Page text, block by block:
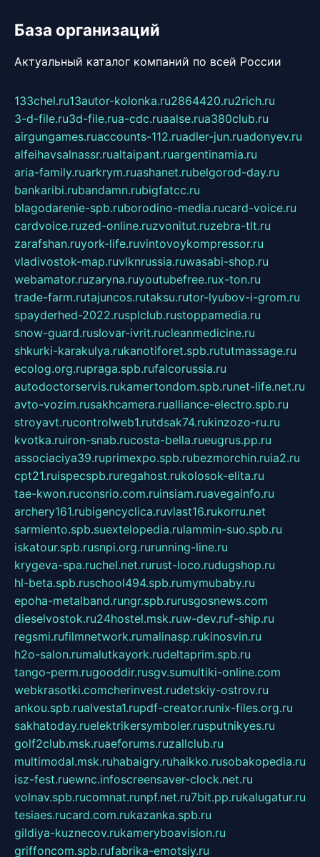
База организаций
Актуальный каталог компаний по всей России
133chel.ru13autor-kolonka.ru2864420.ru2rich.ru
3-d-file.ru3d-file.rua-cdc.ruaalse.rua380club.ru
airgungames.ruaccounts-112.ruadler-jun.ruadonyev.ru
alfeihavsalnassr.rualtaipant.ruargentinamia.ru
aria-family.ruarkrym.ruashanet.rubelgorod-day.ru
bankaribi.rubandamn.rubigfatcc.ru
blagodarenie-spb.ruborodino-media.rucard-voice.ru
cardvoice.ruzed-online.ruzvonitut.ruzebra-tlt.ru
zarafshan.ruyork-life.ruvintovoykompressor.ru
vladivostok-map.ruvlknrussia.ruwasabi-shop.ru
webamator.ruzaryna.ruyoutubefree.rux-ton.ru
trade-farm.rutajuncos.rutaksu.rutor-lyubov-i-grom.ru
spayderhed-2022.rusplclub.rustoppamedia.ru
snow-guard.ruslovar-ivrit.rucleanmedicine.ru
shkurki-karakulya.rukanotiforet.spb.rututmassage.ru
ecolog.org.rupraga.spb.rufalcorussia.ru
autodoctorservis.rukamertondom.spb.runet-life.net.ru
avto-vozim.rusakhcamera.rualliance-electro.spb.ru
stroyavt.rucontrolweb1.rutdsak74.rukinzozo-ru.ru
kvotka.ruiron-snab.rucosta-bella.rueugrus.pp.ru
associaciya39.ruprimexpo.spb.rubezmorchin.ruia2.ru
cpt21.ruispecspb.ruregahost.rukolosok-elita.ru
tae-kwon.ruconsrio.com.ruinsiam.ruavegainfo.ru
archery161.rubigencyclica.ruvlast16.rukorru.net
sarmiento.spb.suextelopedia.rulammin-suo.spb.ru
iskatour.spb.rusnpi.org.rurunning-line.ru
krygeva-spa.ruchel.net.rurust-loco.rudugshop.ru
hl-beta.spb.ruschool494.spb.rumymubaby.ru
epoha-metalband.rungr.spb.rurusgosnews.com
dieselvostok.ru24hostel.msk.ruw-dev.ruf-ship.ru
regsmi.rufilmnetwork.rumalinasp.rukinosvin.ru
h2o-salon.rumalutkayork.rudeltaprim.spb.ru
tango-perm.rugooddir.rusgv.sumultiki-online.com
webkrasotki.comcherinvest.rudetskiy-ostrov.ru
ankou.spb.rualvesta1.rupdf-creator.runix-files.org.ru
sakhatoday.ruelektrikersymboler.rusputnikyes.ru
golf2club.msk.ruaeforums.ruzallclub.ru
multimodal.msk.ruhabaigry.ruhaikko.rusobakopedia.ru
isz-fest.ruewnc.infoscreensaver-clock.net.ru
volnav.spb.rucomnat.runpf.net.ru7bit.pp.rukalugatur.ru
tesiaes.rucard.com.rukazanka.spb.ru
gildiya-kuznecov.rukameryboavision.ru
griffoncom.spb.rufabrika-emotsiy.ru